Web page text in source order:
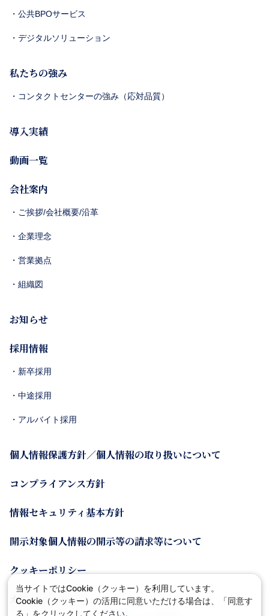
・公共BPOサービス
・デジタルソリューション
私たちの強み
・コンタクトセンターの強み（応対品質）
導入実績
動画一覧
会社案内
・ご挨拶/会社概要/沿革
・企業理念
・営業拠点
・組織図
お知らせ
採用情報
・新卒採用
・中途採用
・アルバイト採用
個人情報保護方針／個人情報の取り扱いについて
コンプライアンス方針
情報セキュリティ基本方針
開示対象個人情報の開示等の請求等について
クッキーポリシー
カスタマーポリシー
当サイトではCookie（クッキー）を利用しています。
Cookie（クッキー）の活用に同意いただける場合は、「同意す
る」をクリックしてください。